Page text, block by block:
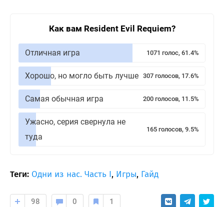
Как вам Resident Evil Requiem?
Отличная игра 1071 голос, 61.4%
Хорошо, но могло быть лучше 307 голосов, 17.6%
Самая обычная игра 200 голосов, 11.5%
Ужасно, серия свернула не
туда
165 голосов, 9.5%
Теги: Одни из нас. Часть I, Игры, Гайд
98 0 1